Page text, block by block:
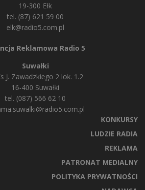
19-300 Ełk
tel. (87) 621 59 00
elk@radio5.com.pl
Reklamowa Radio 5
Suwałki
J. Zawadzkiego 2 lok. 1.2
16-400 Suwałki
tel. (087) 566 62 10
KONKURSY
LUDZIE RADIA
REKLAMA
PATRONAT MEDIALNY
POLITYKA PRYWATNOŚCI